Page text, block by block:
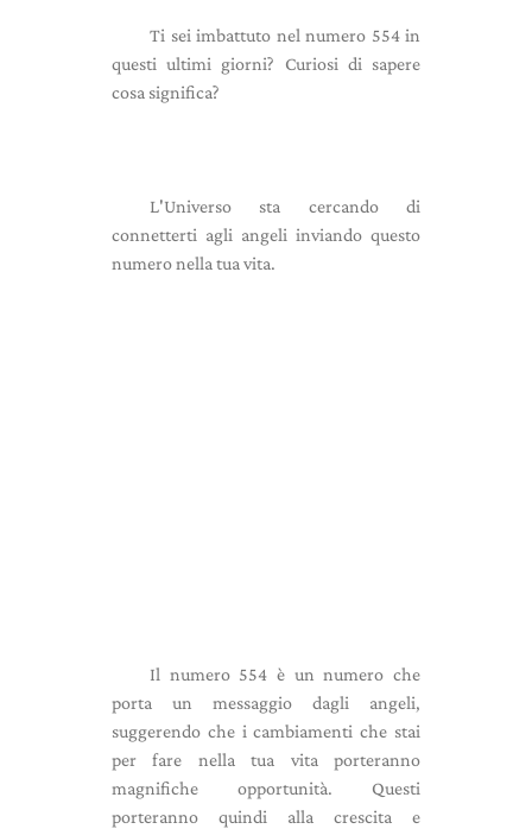
Ti sei imbattuto nel numero 554 in
questi ultimi giorni? Curiosi di sapere
cosa significa?
L'Universo sta cercando di
connetterti agli angeli inviando questo
numero nella tua vita.
Il numero 554 è un numero che
porta un messaggio dagli angeli,
suggerendo che i cambiamenti che stai
per fare nella tua vita porteranno
magnifiche opportunità. Questi
porteranno quindi alla crescita e